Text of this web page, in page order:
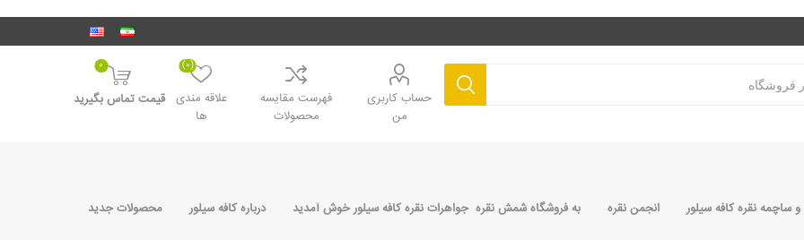
حساب کاربری
من
فهرست مقایسه
محصولات
علاقه مندی
ها
(0)
0
قیمت تماس بگیرید
ساچمه نقره کافه سیلور انجمن نقره به فروشگاه شمش نقره جواهرات نقره کافه سیلور خوش آمدید درباره کافه سیلور محصولات جدید